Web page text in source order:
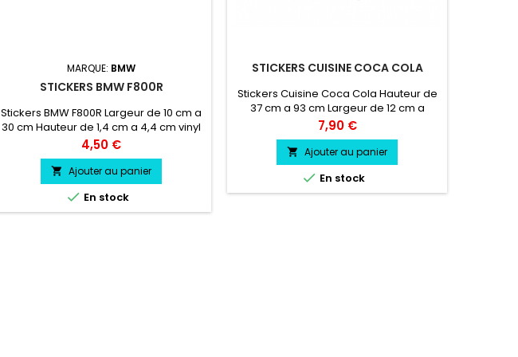
MARQUE: BMW
STICKERS BMW F800R
Stickers BMW F800R Largeur de 10 cm a
30 cm Hauteur de 1,4 cm a 4,4 cm vinyl
professionnel très résistant résiste a
l'eau, essence, chaleur, froid.
Prix
4,50 €
 Ajouter au panier
 En stock
STICKERS CUISINE COCA COLA
Stickers Cuisine Coca Cola Hauteur de
37 cm a 93 cm Largeur de 12 cm a
30 cm vinyle professionnel très
résistant résiste a l'eau, essence,
chaleur, froid.Durée de vie entre 3 et 5
ans environs
Prix
7,90 €
 Ajouter au panier
 En stock